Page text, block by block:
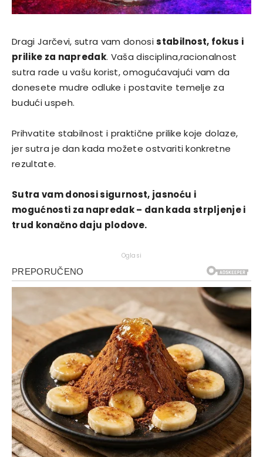
Dragi Jarčevi, sutra vam donosistabilnost, fokus i
prilike za napredak. Vaša disciplina,racionalnost
sutra rade u vašu korist, omogućavajući vam da
donesete mudre odluke i postavite temelje za
budući uspeh.
Prihvatite stabilnost i praktične prilike koje dolaze,
jer sutra je dan kada možete ostvariti konkretne
rezultate.
Sutra vam donosi sigurnost, jasnoću i
mogućnosti za napredak – dan kada strpljenje i
trud konačno daju plodove.
Oglasi